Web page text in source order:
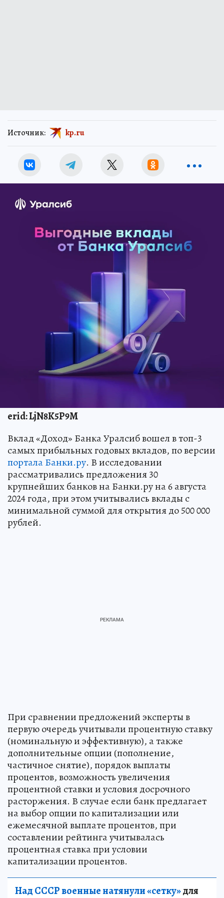
Источник: kp.ru
erid: LjN8K5P9M
Вклад «Доход» Банка Уралсиб вошел в топ-3
самых прибыльных годовых вкладов, по версии
портала Банки.ру. В исследовании
рассматривались предложения 30
крупнейших банков на Банки.ру на 6 августа
2024 года, при этом учитывались вклады с
минимальной суммой для открытия до 500 000
рублей.
При сравнении предложений эксперты в
первую очередь учитывали процентную ставку
(номинальную и эффективную), а также
дополнительные опции (пополнение,
частичное снятие), порядок выплаты
процентов, возможность увеличения
процентной ставки и условия досрочного
расторжения. В случае если банк предлагает
на выбор опции по капитализации или
ежемесячной выплате процентов, при
составлении рейтинга учитывалась
процентная ставка при условии
капитализации процентов.
Над СССР военные натянули «сетку»для